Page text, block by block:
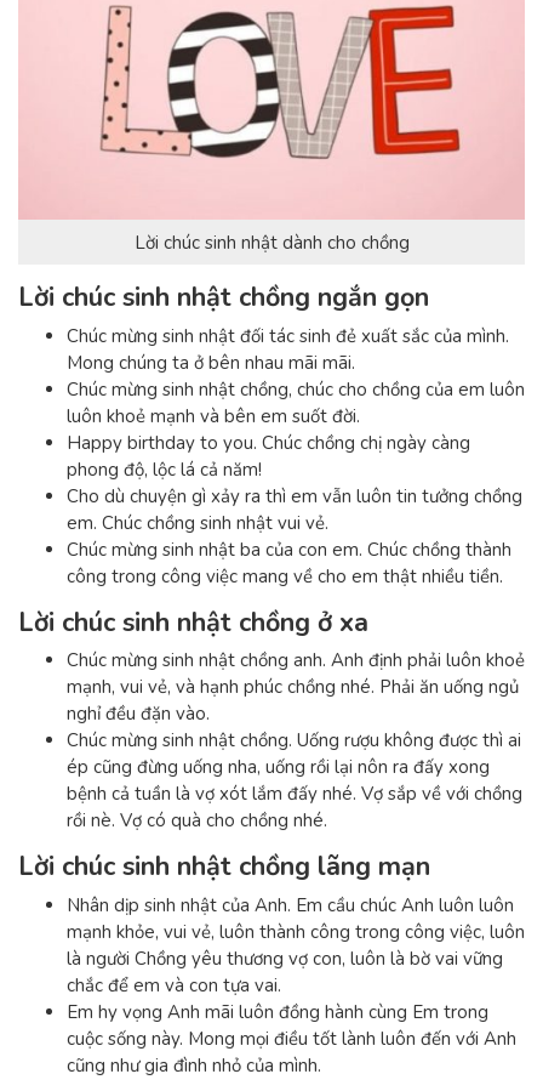
Lời chúc sinh nhật dành cho chồng
Lời chúc sinh nhật chồng ngắn gọn
Chúc mừng sinh nhật đối tác sinh đẻ xuất sắc của mình.
Mong chúng ta ở bên nhau mãi mãi.
Chúc mừng sinh nhật chồng, chúc cho chồng của em luôn
luôn khoẻ mạnh và bên em suốt đời.
Happy birthday to you. Chúc chồng chị ngày càng
phong độ, lộc lá cả năm!
Cho dù chuyện gì xảy ra thì em vẫn luôn tin tưởng chồng
em. Chúc chồng sinh nhật vui vẻ.
Chúc mừng sinh nhật ba của con em. Chúc chồng thành
công trong công việc mang về cho em thật nhiều tiền.
Lời chúc sinh nhật chồng ở xa
Chúc mừng sinh nhật chồng anh. Anh định phải luôn khoẻ
mạnh, vui vẻ, và hạnh phúc chồng nhé. Phải ăn uống ngủ
nghỉ đều đặn vào.
Chúc mừng sinh nhật chồng. Uống rượu không được thì ai
ép cũng đừng uống nha, uống rồi lại nôn ra đấy xong
bệnh cả tuần là vợ xót lắm đấy nhé. Vợ sắp về với chồng
rồi nè. Vợ có quà cho chồng nhé.
Lời chúc sinh nhật chồng lãng mạn
Nhân dịp sinh nhật của Anh. Em cầu chúc Anh luôn luôn
mạnh khỏe, vui vẻ, luôn thành công trong công việc, luôn
là người Chồng yêu thương vợ con, luôn là bờ vai vững
chắc để em và con tựa vai.
Em hy vọng Anh mãi luôn đồng hành cùng Em trong
cuộc sống này. Mong mọi điều tốt lành luôn đến với Anh
cũng như gia đình nhỏ của mình.